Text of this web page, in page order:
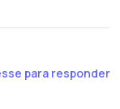
para responder